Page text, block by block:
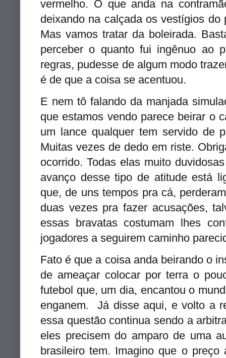
vermelho. O que anda na
deixando na calçada os vestígios
Mas vamos tratar da boleirada.
perceber o quanto fui ingênuo ao
regras, pudesse de algum modo
é de que a coisa se acentuou.
E nem tô falando da manjada
que estamos vendo parece beirar o
um lance qualquer tem servido de
Muitas vezes de dedo em riste.
ocorrido. Todas elas muito
avanço desse tipo de atitude está
que, de uns tempos pra cá,
duas vezes pra fazer acusações,
essas bravatas costumam lhes
jogadores a seguirem caminho
Fato é que a coisa anda beirando o
de ameaçar colocar por terra o
futebol que, um dia, encantou o
enganem. Já disse aqui, e volto a
essa questão continua sendo a
eles precisem do amparo de uma
brasileiro tem. Imagino que o